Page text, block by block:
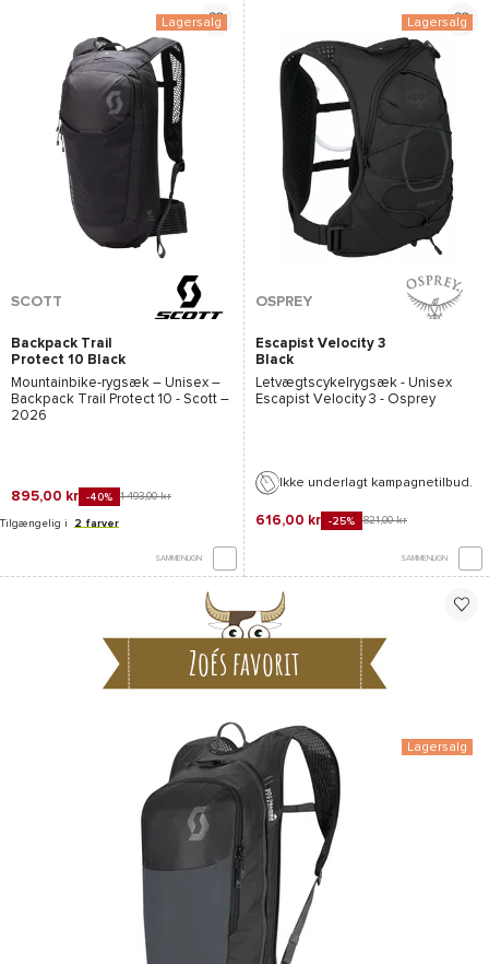
Lagersalg
SCOTT
Backpack Trail
Protect 10 Black
Mountainbike-rygsæk – Unisex –
Backpack Trail Protect 10 - Scott –
2026
895,00 kr -40% 1 493,00 kr
Tilgængelig i 2 farver
SAMMENLIGN
Lagersalg
OSPREY
Escapist Velocity 3
Black
Letvægtscykelrygsæk - Unisex
Escapist Velocity 3 - Osprey
Ikke underlagt kampagnetilbud.
616,00 kr -25% 821,00 kr
SAMMENLIGN
Zoés favorit
Lagersalg